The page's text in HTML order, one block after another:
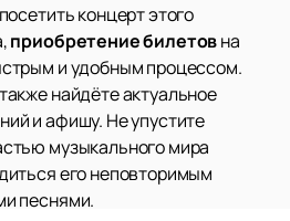
концерт этого
приобретение билетовна
и удобным процессом.
найдёте актуальное
и афишу. Не упустите
музыкального мира
его неповторимым
песнями.